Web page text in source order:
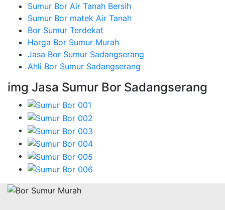
Sumur Bor Air Tanah Bersih
Sumur Bor matek Air Tanah
Bor Sumur Terdekat
Harga Bor Sumur Murah
Jasa Bor Sumur Sadangserang
Ahli Bor Sumur Sadangserang
img Jasa Sumur Bor Sadangserang